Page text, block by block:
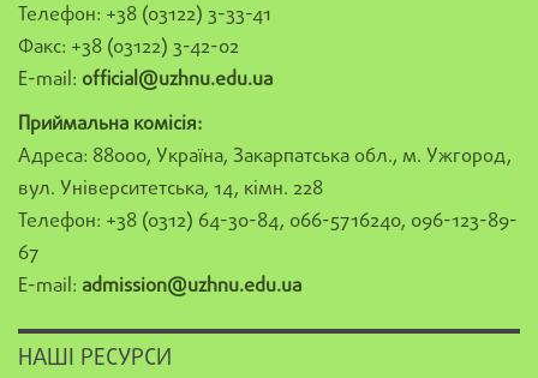
Телефон: +38 (03122) 3-33-41
Факс: +38 (03122) 3-42-02
E-mail: official@uzhnu.edu.ua
Приймальна комісія:
Адреса: 88000, Україна, Закарпатська обл., м. Ужгород,
вул. Університетська, 14, кімн. 228
Телефон: +38 (0312) 64-30-84, 066-5716240, 096-123-89-
67
E-mail: admission@uzhnu.edu.ua
НАШІ РЕСУРСИ